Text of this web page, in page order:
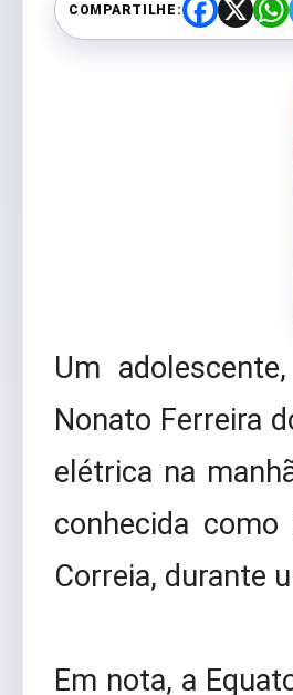
COMPARTILHE:
F
a
X
W
h
Um
Nonato Ferreira
elétrica na
conhecida
Correia, durante
Em nota, a